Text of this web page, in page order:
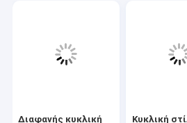
Διαφανής κυκλική Κυκλική